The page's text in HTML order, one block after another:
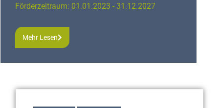
Förderzeitraum: 01.01.2023 - 31.12.2027
Mehr Lesen